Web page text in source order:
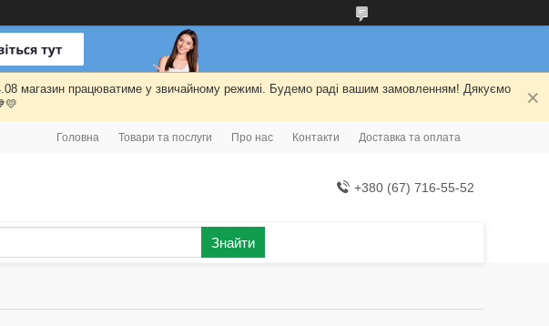
магазин працюватиме у звичайному режимі. Будемо раді вашим замовленням! Дякуємо
Головна Товари та послуги Про нас Контакти Доставка та оплата
+380 (67) 716-55-52
Знайти